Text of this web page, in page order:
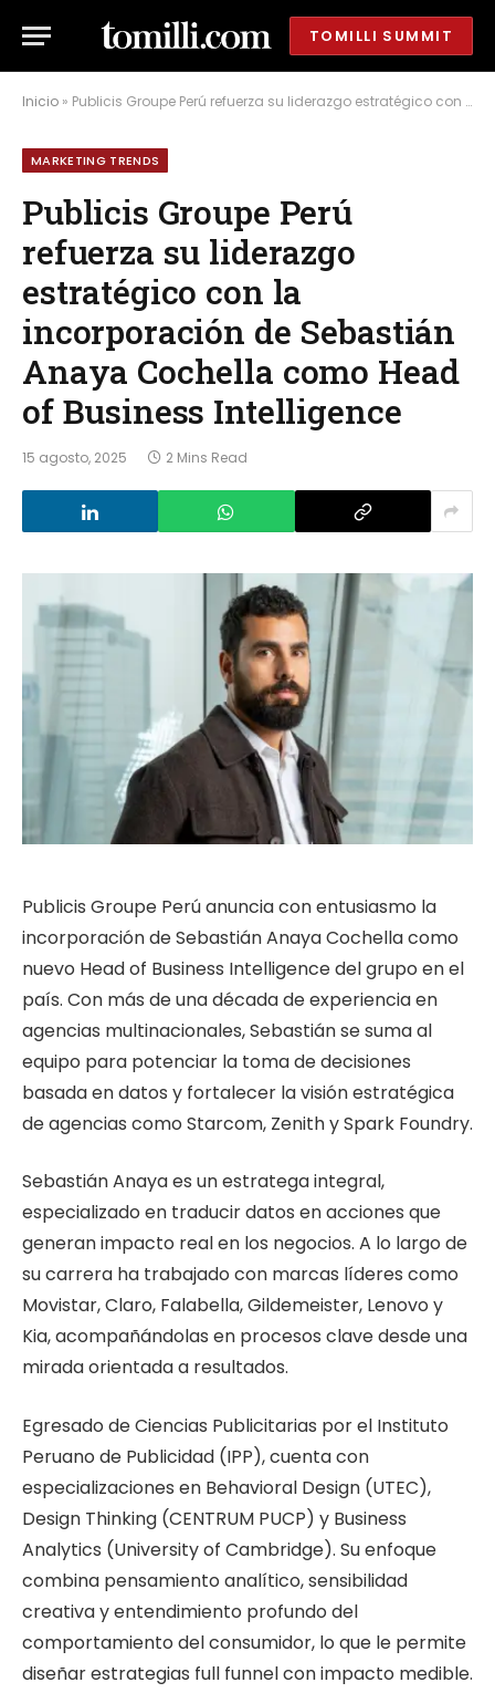
TOMILLI SUMMIT
Inicio » Publicis Groupe Perú refuerza su liderazgo estratégico con la incorporación de Sebastián Anaya Cochella como Head of Business Intelligence
MARKETING TRENDS
Publicis Groupe Perú
refuerza su liderazgo
estratégico con la
incorporación de Sebastián
Anaya Cochella como Head
of Business Intelligence
15 agosto, 2025 2 Mins Read
Publicis Groupe Perú anuncia con entusiasmo la
incorporación de Sebastián Anaya Cochella como
nuevo Head of Business Intelligence del grupo en el
país. Con más de una década de experiencia en
agencias multinacionales, Sebastián se suma al
equipo para potenciar la toma de decisiones
basada en datos y fortalecer la visión estratégica
de agencias como Starcom, Zenith y Spark Foundry.
Sebastián Anaya es un estratega integral,
especializado en traducir datos en acciones que
generan impacto real en los negocios. A lo largo de
su carrera ha trabajado con marcas líderes como
Movistar, Claro, Falabella, Gildemeister, Lenovo y
Kia, acompañándolas en procesos clave desde una
mirada orientada a resultados.
Egresado de Ciencias Publicitarias por el Instituto
Peruano de Publicidad (IPP), cuenta con
especializaciones en Behavioral Design (UTEC),
Design Thinking (CENTRUM PUCP) y Business
Analytics (University of Cambridge). Su enfoque
combina pensamiento analítico, sensibilidad
creativa y entendimiento profundo del
comportamiento del consumidor, lo que le permite
diseñar estrategias full funnel con impacto medible.